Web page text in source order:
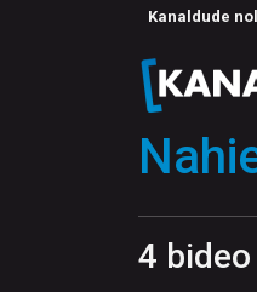
Kanaldude
4 bideo